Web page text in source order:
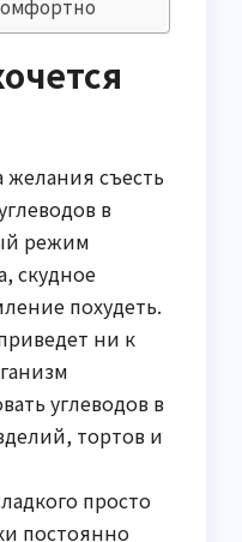
желания съесть
в
режим
скудное
похудеть.
ни к
углеводов в
тортов и
просто
постоянно